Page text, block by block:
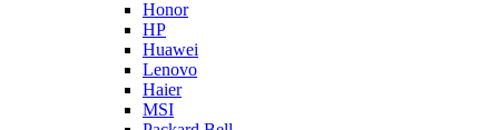
Honor
HP
Huawei
Lenovo
Haier
MSI